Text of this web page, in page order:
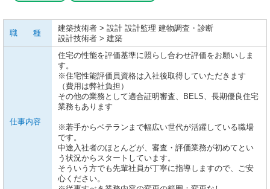
職 種
建築技術者 > 設計 設計監理 建物調査・診断
設計技術者 > 建築
仕事内容
住宅の性能を評価基準に照らし合わせ評価をお願いしま
す。
※住宅性能評価員資格は入社後取得していただきます
（費用は弊社負担）
その他の業務として適合証明審査、BELS、長期優良住宅
業務もあります
※若手からベテランまで幅広い世代が活躍している職場
です。
中途入社者のほとんどが、審査・評価業務が初めてとい
う状況からスタートしています。
そういう方でも先輩社員が丁寧に指導しますので、ご安
心ください。